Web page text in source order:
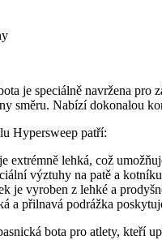
je speciálně navržena
směru. Nabízí dokonalou
Hypersweep patří:
extrémně lehká, což
výztuhy na patě a
je vyroben z lehké a
a přilnavá podrážka
bota pro atlety, kteří